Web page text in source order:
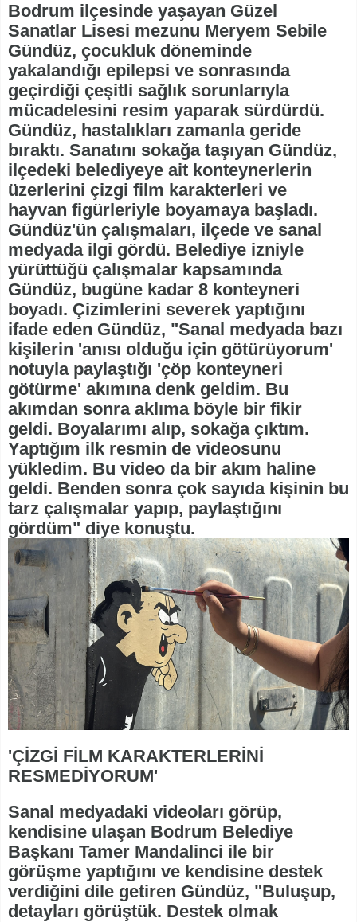
Bodrum ilçesinde yaşayan Güzel
Sanatlar Lisesi mezunu Meryem Sebile
Gündüz, çocukluk döneminde
yakalandığı epilepsi ve sonrasında
geçirdiği çeşitli sağlık sorunlarıyla
mücadelesini resim yaparak sürdürdü.
Gündüz, hastalıkları zamanla geride
bıraktı. Sanatını sokağa taşıyan Gündüz,
ilçedeki belediyeye ait konteynerlerin
üzerlerini çizgi film karakterleri ve
hayvan figürleriyle boyamaya başladı.
Gündüz'ün çalışmaları, ilçede ve sanal
medyada ilgi gördü. Belediye izniyle
yürüttüğü çalışmalar kapsamında
Gündüz, bugüne kadar 8 konteyneri
boyadı. Çizimlerini severek yaptığını
ifade eden Gündüz, "Sanal medyada bazı
kişilerin 'anısı olduğu için götürüyorum'
notuyla paylaştığı 'çöp konteyneri
götürme' akımına denk geldim. Bu
akımdan sonra aklıma böyle bir fikir
geldi. Boyalarımı alıp, sokağa çıktım.
Yaptığım ilk resmin de videosunu
yükledim. Bu video da bir akım haline
geldi. Benden sonra çok sayıda kişinin bu
tarz çalışmalar yapıp, paylaştığını
gördüm" diye konuştu.
'ÇİZGİ FİLM KARAKTERLERİNİ
RESMEDİYORUM'
Sanal medyadaki videoları görüp,
kendisine ulaşan Bodrum Belediye
Başkanı Tamer Mandalinci ile bir
görüşme yaptığını ve kendisine destek
verdiğini dile getiren Gündüz, "Buluşup,
detayları görüştük. Destek olmak